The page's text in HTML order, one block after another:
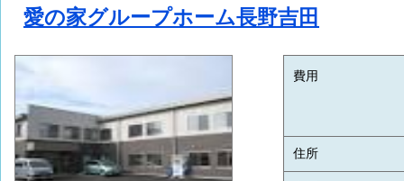
愛の家グループホーム長野吉田
費用
住所